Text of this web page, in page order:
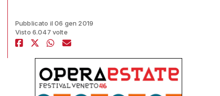
Pubblicato il 06 gen 2019
Visto 6.047 volte